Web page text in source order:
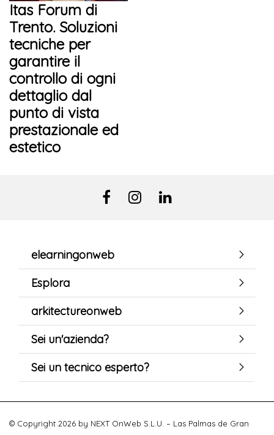
Itas Forum di
Trento. Soluzioni
tecniche per
garantire il
controllo di ogni
dettaglio dal
punto di vista
prestazionale ed
estetico
elearningonweb
Esplora
arkitectureonweb
Sei un'azienda?
Sei un tecnico esperto?
© Copyright 2026 by NEXT OnWeb S.L.U. – Las Palmas de Gran